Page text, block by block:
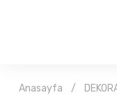
Anasayfa